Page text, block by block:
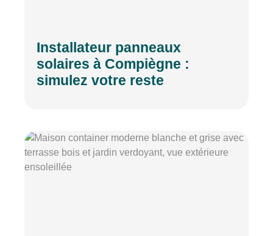
Installateur panneaux
solaires à Compiègne :
simulez votre reste